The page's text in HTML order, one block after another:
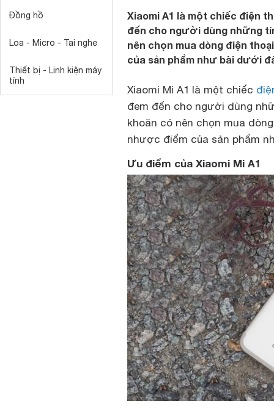
Đồng hồ
Loa - Micro - Tai nghe
Thiết bị - Linh kiện máy
tính
Xiaomi A1 là một chiếc điện
đến cho người dùng những
nên chọn mua dòng điện
của sản phẩm như bài dưới
Xiaomi Mi A1 là một chiếc
đem đến cho người dùng
khoăn có nên chọn mua
nhược điểm của sản phẩm
Ưu điểm của Xiaomi Mi A1